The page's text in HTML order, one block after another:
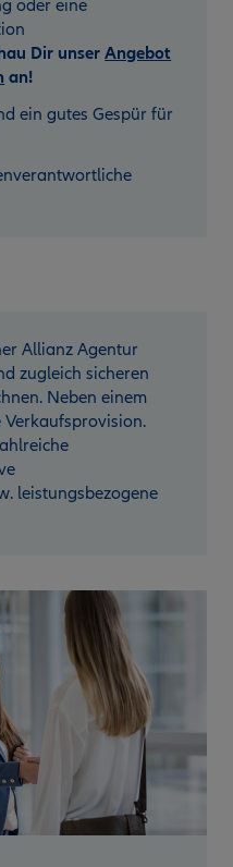
oder eine
Dir unserAngebot
an!
ein gutes Gespür für
Allianz Agentur
zugleich sicheren
Neben einem
leistungsbezogene